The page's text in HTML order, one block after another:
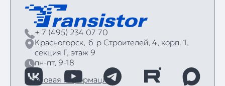
+ 7 (495) 234 07 70
Красногорск, б‑р Строителей, 4, корп. 1,
секция Г, этаж 9
пн-пт, 9-18
Правовая информация